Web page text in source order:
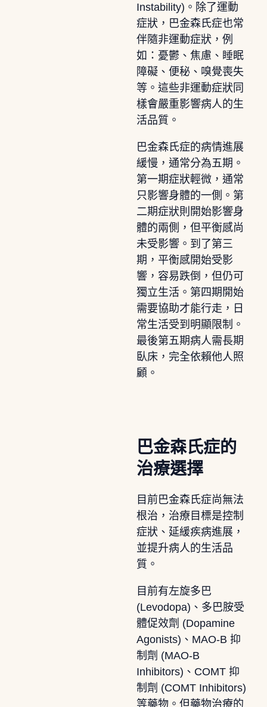
Instability)。除了運動
症狀，巴金森氏症也常
伴隨非運動症狀，例
如：憂鬱、焦慮、睡眠
障礙、便秘、嗅覺喪失
等。這些非運動症狀同
樣會嚴重影響病人的生
活品質。
巴金森氏症的病情進展
緩慢，通常分為五期。
第一期症狀輕微，通常
只影響身體的一側。第
二期症狀則開始影響身
體的兩側，但平衡感尚
未受影響。到了第三
期，平衡感開始受影
響，容易跌倒，但仍可
獨立生活。第四期開始
需要協助才能行走，日
常生活受到明顯限制。
最後第五期病人需長期
臥床，完全依賴他人照
顧。
巴金森氏症的
治療選擇
目前巴金森氏症尚無法
根治，治療目標是控制
症狀、延緩疾病進展，
並提升病人的生活品
質。
目前有左旋多巴
(Levodopa)、多巴胺受
體促效劑 (Dopamine
Agonists)、MAO-B 抑
制劑 (MAO-B
Inhibitors)、COMT 抑
制劑 (COMT Inhibitors)
等藥物。但藥物治療的